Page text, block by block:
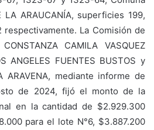
LA ARAUCANÍA, superficies 199,
La Comisión de
CAMILA VASQUEZ
ANGELES FUENTES BUSTOS y
ARAVENA, mediante informe de
de 2024, fijó el monto de la
en la cantidad de $2.929.300
para el lote N°6, $3.887.200